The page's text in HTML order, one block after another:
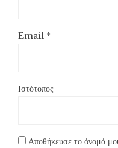
Email *
Ιστότοπος
Αποθήκευσε το όνομά